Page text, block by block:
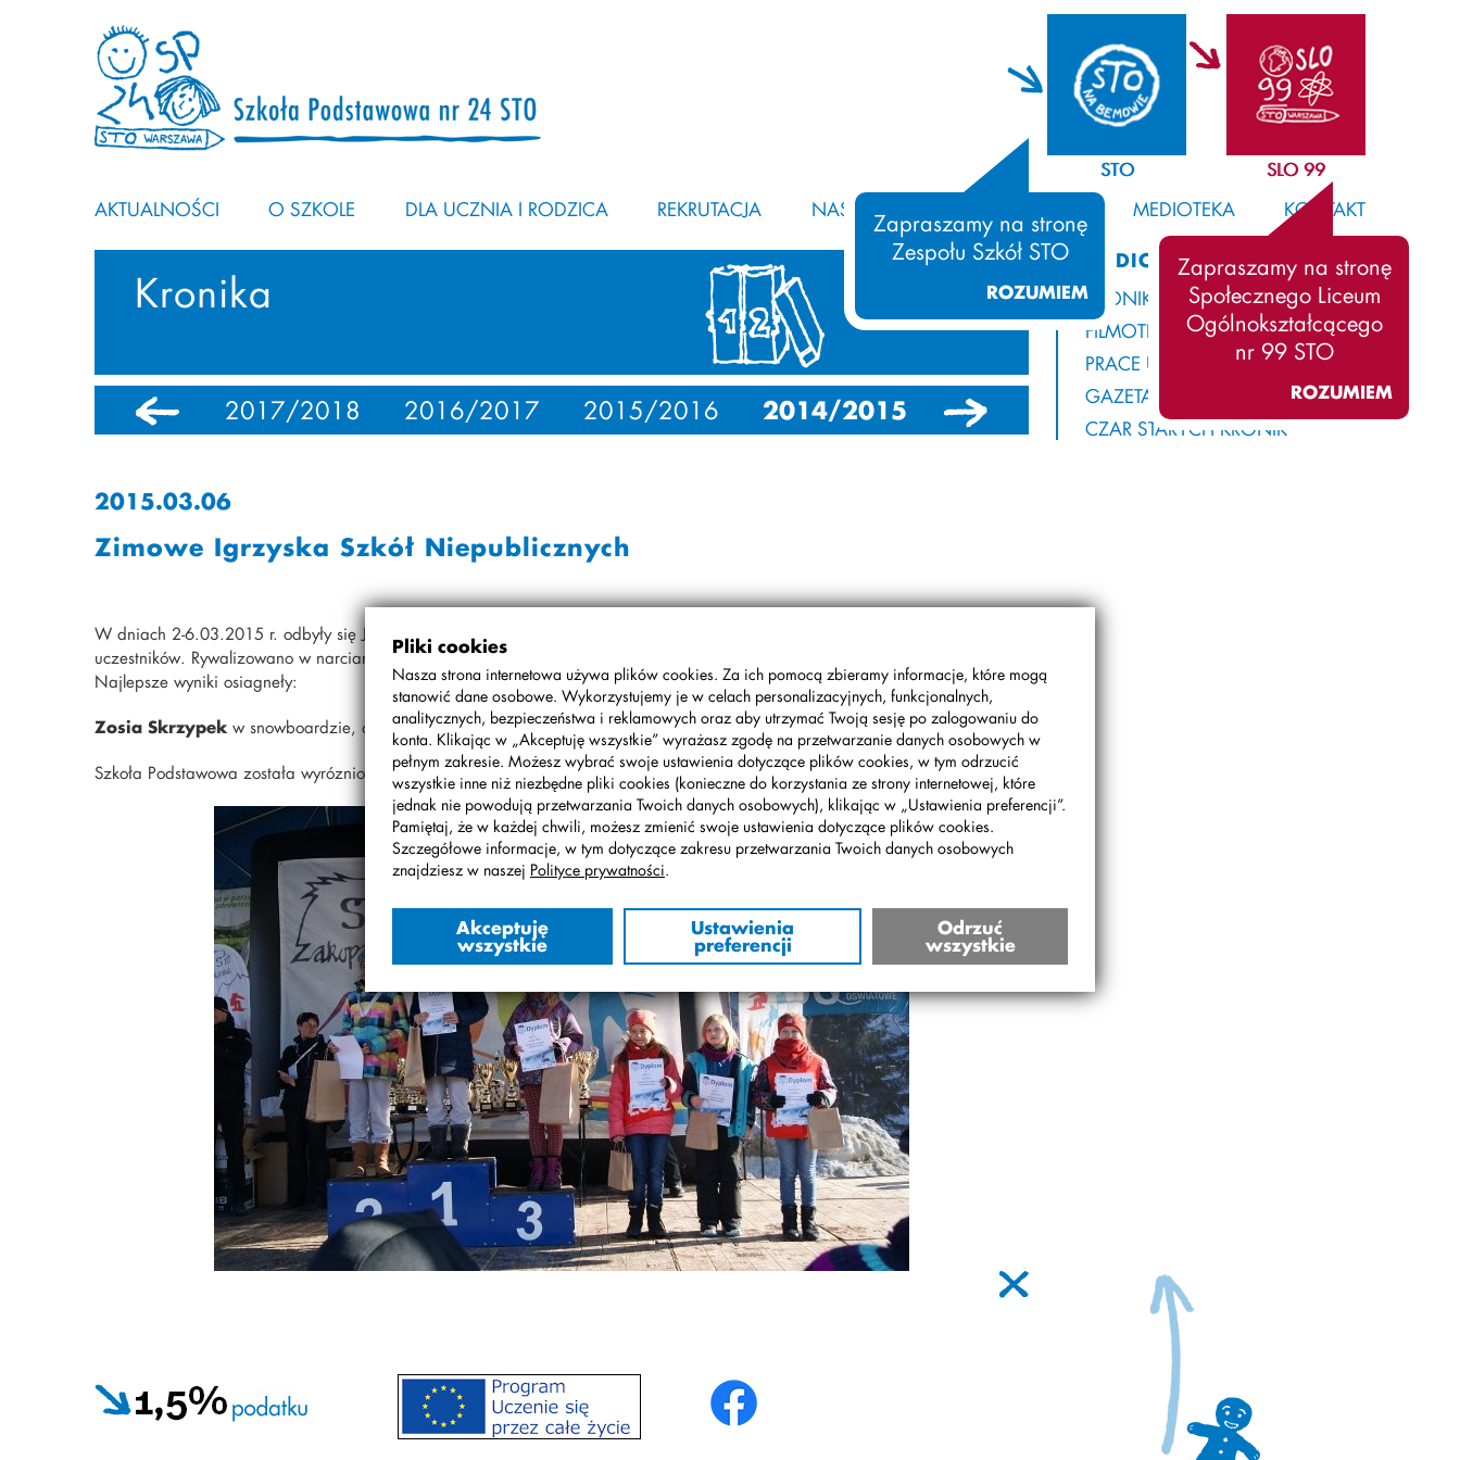
Pliki cookies
Nasza strona internetowa używa plików cookies. Za ich pomocą zbieramy informacje, które mogą
stanowić dane osobowe. Wykorzystujemy je w celach personalizacyjnych, funkcjonalnych,
analitycznych, bezpieczeństwa i reklamowych oraz aby utrzymać Twoją sesję po zalogowaniu do
konta. Klikając w „Akceptuję wszystkie” wyrażasz zgodę na przetwarzanie danych osobowych w
pełnym zakresie. Możesz wybrać swoje ustawienia dotyczące plików cookies, w tym odrzucić
wszystkie inne niż niezbędne pliki cookies (konieczne do korzystania ze strony internetowej, które
jednak nie powodują przetwarzania Twoich danych osobowych), klikając w „Ustawienia preferencji”.
Pamiętaj, że w każdej chwili, możesz zmienić swoje ustawienia dotyczące plików cookies.
Szczegółowe informacje, w tym dotyczące zakresu przetwarzania Twoich danych osobowych
znajdziesz w naszej Polityce prywatności.
Akceptuję
wszystkie
Ustawienia
preferencji
Odrzuć
wszystkie
STO
Zapraszamy na stronę
Zespołu Szkół STO
ROZUMIEM
SLO 99
Zapraszamy na stronę
Społecznego Liceum
Ogólnokształcącego
nr 99 STO
ROZUMIEM
AKTUALNOŚCI O SZKOLE DLA UCZNIA I RODZICA REKRUTACJA NASZ ZESPÓŁ MEDIOTEKA KONTAKT
Kronika
2018/2019 2017/2018 2016/2017 2015/2016 2014/2015 2013/2014 2012/2013 2011/2012
2015.03.06
Zimowe Igrzyska Szkół Niepublicznych
W dniach 2-6.03.2015 r. odbyły się Jubileuszowe XX Igrzyska Szkół Niepublicznych w Poroninie. Reprezentowało nas 7
uczestników. Rywalizowano w narciarstwie biegowym, łyżwiarstwie szybkim, narciarstwie alpejskim i snowboardzie.
Najlepsze wyniki osiagneły:
Zosia Skrzypek w snowboardzie, orazIga Anyszkaz klasy 3 Gimnazjum – czwarta w narciarstwie biegowym.
Szkoła Podstawowa została wyrózniona za udział we wszystkich dotychczasowych edycjach tej imprezy.
MEDIOTEKA
KRONIKA
FILMOTEKA
PRACE UCZNIÓW
GAZETA Z ROGAMI
CZAR STARYCH KRONIK